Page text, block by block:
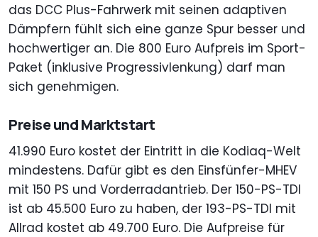
das DCC Plus-Fahrwerk mit seinen adaptiven
Dämpfern fühlt sich eine ganze Spur besser und
hochwertiger an. Die 800 Euro Aufpreis im Sport-
Paket (inklusive Progressivlenkung) darf man
sich genehmigen.
Preise und Marktstart
41.990 Euro kostet der Eintritt in die Kodiaq-Welt
mindestens. Dafür gibt es den Einsfünfer-MHEV
mit 150 PS und Vorderradantrieb. Der 150-PS-TDI
ist ab 45.500 Euro zu haben, der 193-PS-TDI mit
Allrad kostet ab 49.700 Euro. Die Aufpreise für